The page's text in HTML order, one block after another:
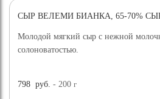
ХИТ ПРОДАЖ
СЫР ВЕЛЕМИ БИАНКА, 65-70%
Молодой мягкий сыр с нежной
солоноватостью.
798 руб. - 200г